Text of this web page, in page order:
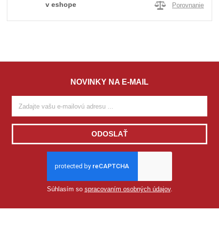
v eshope
Porovnanie
NOVINKY NA E-MAIL
ODOSLAŤ
Súhlasím so spracovaním osobných údajov.